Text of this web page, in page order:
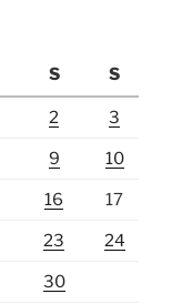
S S
2 3
9 10
16 17
23 24
30